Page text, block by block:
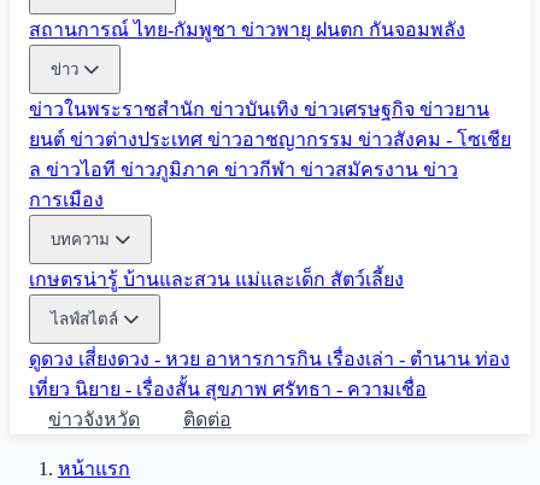
สถานการณ์ ไทย-กัมพูชา ข่าวพายุ ฝนตก กันจอมพลัง
ข่าว
ข่าวในพระราชสำนัก ข่าวบันเทิง ข่าวเศรษฐกิจ ข่าวยาน
ยนต์ ข่าวต่างประเทศ ข่าวอาชญากรรม ข่าวสังคม - โซเชีย
ล ข่าวไอที ข่าวภูมิภาค ข่าวกีฬา ข่าวสมัครงาน ข่าว
การเมือง
บทความ
เกษตรน่ารู้ บ้านและสวน แม่และเด็ก สัตว์เลี้ยง
ไลฟ์สไตล์
ดูดวง เสี่ยงดวง - หวย อาหารการกิน เรื่องเล่า - ตำนาน ท่อง
เที่ยว นิยาย - เรื่องสั้น สุขภาพ ศรัทธา - ความเชื่อ
ข่าวจังหวัด
ติดต่อ
หน้าแรก